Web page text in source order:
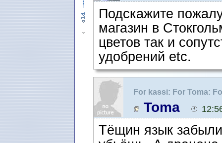
Подскажите
магазин в
цветов так и
удобрений etc.
For kassi: For Toma:
Цветоводам-
Toma
Тёщин язык